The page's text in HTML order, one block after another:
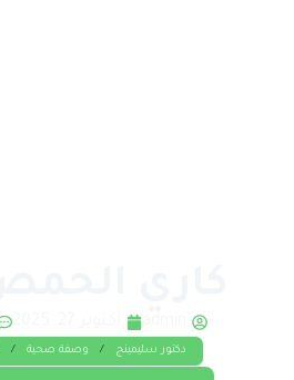
admin
دكتور سليمينج / وصفة صحية /